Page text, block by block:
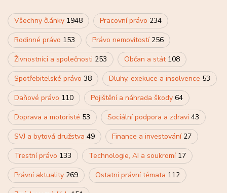
Všechny články 1948 Pracovní právo 234
Rodinné právo 153 Právo nemovitostí 256
Živnostníci a společnosti 253 Občan a stát 108
Spotřebitelské právo 38 Dluhy, exekuce a insolvence 53
Daňové právo 110 Pojištění a náhrada škody 64
Doprava a motoristé 53 Sociální podpora a zdraví43
SVJ a bytová družstva 49 Finance a investování 27
Trestní právo 133 Technologie, AI a soukromí 17
Právní aktuality 269 Ostatní právní témata 112